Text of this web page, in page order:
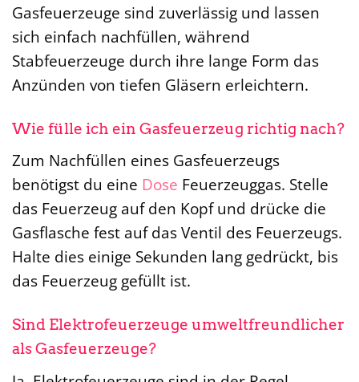
Gasfeuerzeuge sind zuverlässig und lassen
sich einfach nachfüllen, während
Stabfeuerzeuge durch ihre lange Form das
Anzünden von tiefen Gläsern erleichtern.
Wie fülle ich ein Gasfeuerzeug richtig nach?
Zum Nachfüllen eines Gasfeuerzeugs
benötigst du eine Dose Feuerzeuggas. Stelle
das Feuerzeug auf den Kopf und drücke die
Gasflasche fest auf das Ventil des Feuerzeugs.
Halte dies einige Sekunden lang gedrückt, bis
das Feuerzeug gefüllt ist.
Sind Elektrofeuerzeuge umweltfreundlicher
als Gasfeuerzeuge?